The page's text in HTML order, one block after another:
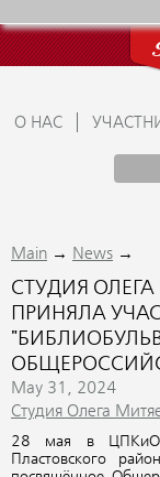
О НАС
Main → News →
СТУДИЯ
ПРИНЯЛА
May 31, 2024
Студия Олега
28 мая в ЦПКиО
Пластовского